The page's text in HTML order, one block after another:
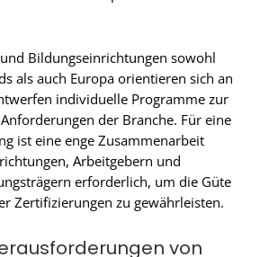
Bildungseinrichtungen sowohl
als auch Europa orientieren sich an
individuelle Programme zur
der Branche. Für eine
ist eine enge Zusammenarbeit
Arbeitgebern und
erforderlich, um die Güte
Zertifizierungen zu gewährleisten.
von